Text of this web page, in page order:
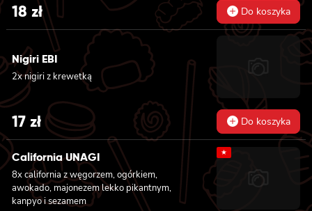
18 zł Do koszyka
Nigiri EBI
2x nigiri z krewetką
17 zł Do koszyka
California UNAGI
8x california z węgorzem, ogórkiem,
awokado, majonezem lekko pikantnym,
kanpyo i sezamem
★